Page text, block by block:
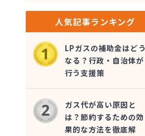
人気記事ランキング
LPガスの補助金はどう
なる？行政・自治体が
行う支援策
ガス代が高い原因と
は？節約するための効
果的な方法を徹底解